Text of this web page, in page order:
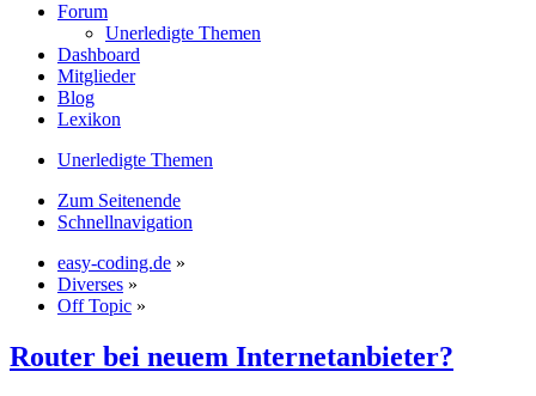
Forum
Unerledigte Themen
Dashboard
Mitglieder
Blog
Lexikon
Unerledigte Themen
Zum Seitenende
Schnellnavigation
easy-coding.de »
Diverses »
Off Topic »
Router bei neuem Internetanbieter?